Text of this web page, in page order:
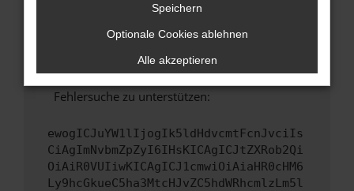
Wende dich an den Webseitenbetreiber.
Wenn du alle oben genannten Schritte versucht
hast, kontaktiere uns bitte. Wir werden
versuchen, das Problem zu beheben. Du kannst
uns diesen Text schicken, um uns bei der
Fehlersuche zu unterstützen:
ewogICJuYW1lIjogIk5ldHdvcmtFcnJvciIs
CiAgImNvbmZpZyI6IHsKICAgICJtZXRob2Qi
OiAiR0VUIiwKICAgICJ1cmwiOiAiaHR0cHM6
Ly9hcGkueC5ha3MtcHJvZC5hdWRhcmlzLm5l
Speichern
Optionale Cookies ablehnen
Alle akzeptieren